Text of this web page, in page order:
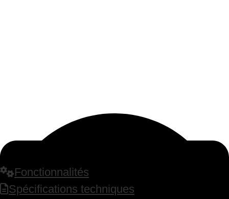
Fonctionnalités
Spécifications techniques